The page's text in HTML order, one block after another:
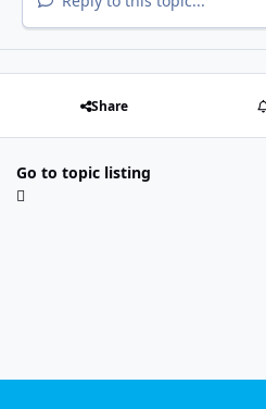
Share
Go to topic listing